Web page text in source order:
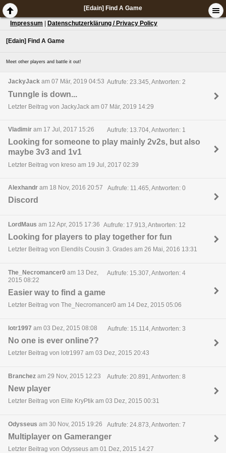
[Edain] Find A Game
Impressum Datenschutzerklärung / Privacy Policy
[Edain] Find A Game
Meet other players and battle it out!
JackyJack am 07 Mär, 2019 04:53 Aufrufe: 23.345, Antworten: 2
Tunngle is down...
Letzter Beitrag von JackyJack am 07 Mär, 2019 14:29
Vladimir am 17 Jul, 2017 15:26 Aufrufe: 13.704, Antworten: 1
Looking for someone to play mainly 2v2s, but also
maybe 3v3 and 1v1
Letzter Beitrag von kreso am 19 Jul, 2017 02:39
Alexhandr am 18 Nov, 2016 20:57 Aufrufe: 11.465, Antworten: 0
Discord
LordMaus am 12 Apr, 2015 17:36 Aufrufe: 17.913, Antworten: 12
Looking for players to play together for fun
Letzter Beitrag von Elendils Cousin 3. Grades am 26 Mai, 2016 13:31
The_Necromancer0 am 13 Dez,
2015 08:22
Aufrufe: 15.307, Antworten: 4
Easier way to find a game
Letzter Beitrag von The_Necromancer0 am 14 Dez, 2015 05:06
lotr1997 am 03 Dez, 2015 08:08 Aufrufe: 15.114, Antworten: 3
No one is ever online??
Letzter Beitrag von lotr1997 am 03 Dez, 2015 20:43
Branchez am 29 Nov, 2015 12:23 Aufrufe: 20.891, Antworten: 8
New player
Letzter Beitrag von Elite KryPtik am 03 Dez, 2015 00:31
Odysseus am 30 Nov, 2015 19:26 Aufrufe: 24.873, Antworten: 7
Multiplayer on Gameranger
Letzter Beitrag von Odysseus am 01 Dez, 2015 14:27